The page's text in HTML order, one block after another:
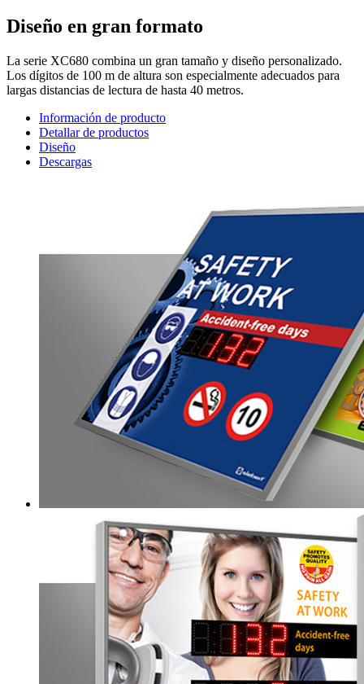
Diseño en gran formato
La serie XC680 combina un gran tamaño y diseño personalizado.
Los dígitos de 100 m de altura son especialmente adecuados para
largas distancias de lectura de hasta 40 metros.
Información de producto
Detallar de productos
Diseño
Descargas